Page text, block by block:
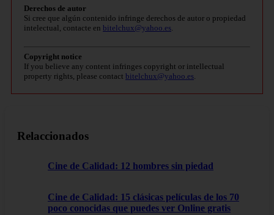
Derechos de autor
Si cree que algún contenido infringe derechos de autor o propiedad
intelectual, contacte en bitelchux@yahoo.es
Copyright notice
If you believe any content infringes copyright or intellectual
property rights, please contact bitelchux@yahoo.es
Relaccionados
Cine de Calidad: 12 hombres sin piedad
Cine de Calidad: 15 clásicas películas de los 70
poco conocidas que puedes ver Online gratis